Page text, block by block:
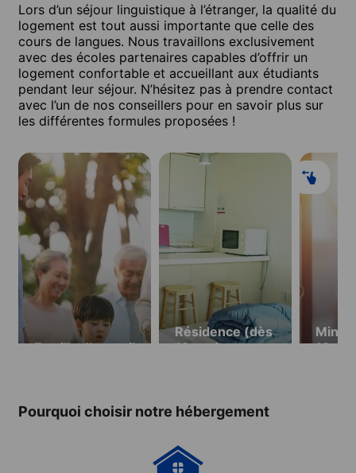
Lors d’un séjour linguistique à l’étranger, la qualité du
logement est tout aussi importante que celle des
cours de langues. Nous travaillons exclusivement
avec des écoles partenaires capables d’offrir un
logement confortable et accueillant aux étudiants
pendant leur séjour. N’hésitez pas à prendre contact
avec l’un de nos conseillers pour en savoir plus sur
les différentes formules proposées !
Famille d’accueil
Résidence (dès
19 ans)
Mini
19
Pourquoi choisir notre hébergement